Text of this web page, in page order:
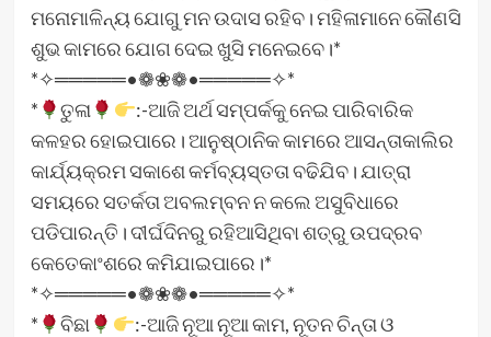
ମନୋମାଳିନ୍ୟ ଯୋଗୁ ମନ ଉଦାସ ରହିବ। ମହିଳାମାନେ କୌଣସି
ଶୁଭ କାମରେ ଯୋଗ ଦେଇ ଖୁସି ମନେଇବେ।*
*✧═════•❁❀❁•═════✧*
*
ତୁଳା
:-ଆଜି ଅର୍ଥ ସମ୍ପର୍କକୁ ନେଇ ପାରିବାରିକ
କଳହର ହୋଇପାରେ। ଆନୁଷ୍ଠାନିକ କାମରେ ଆସନ୍ତାକାଲିର
କାର୍ଯ୍ୟକ୍ରମ ସକାଶେ କର୍ମବ୍ୟସ୍ତତା ବଢିଯିବ। ଯାତ୍ରା
ସମୟରେ ସତର୍କତା ଅବଲମ୍ବନ ନ କଲେ ଅସୁବିଧାରେ
ପଡିପାରନ୍ତି। ଦୀର୍ଘଦିନରୁ ରହିଆସିଥିବା ଶତ୍ରୁ ଉପଦ୍ରବ
କେତେକାଂଶରେ କମିଯାଇପାରେ।*
*✧═════•❁❀❁•═════✧*
*
ବିଛା
:-ଆଜି ନୂଆ ନୂଆ କାମ, ନୂତନ ଚିନ୍ତା ଓ